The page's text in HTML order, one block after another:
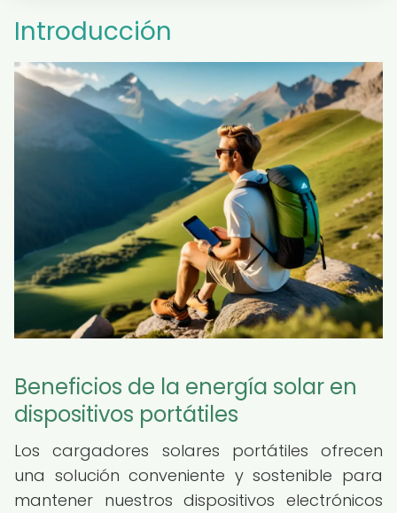
Introducción
Beneficios de la energía solar en
dispositivos portátiles
Los cargadores solares portátiles ofrecen
una solución conveniente y sostenible para
mantener nuestros dispositivos electrónicos